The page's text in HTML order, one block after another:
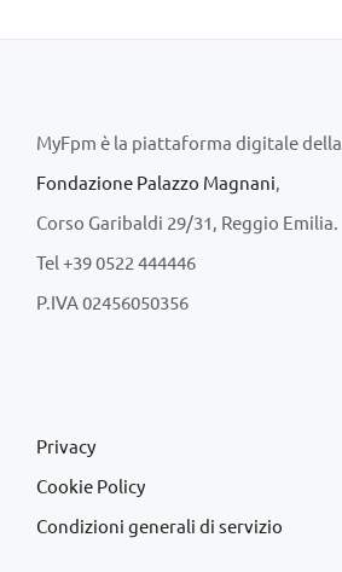
MyFpm è la piattaforma digitale della
Fondazione Palazzo Magnani,
Corso Garibaldi 29/31, Reggio Emilia.
Tel +39 0522 444446
P.IVA 02456050356
Privacy
Cookie Policy
Condizioni generali di servizio